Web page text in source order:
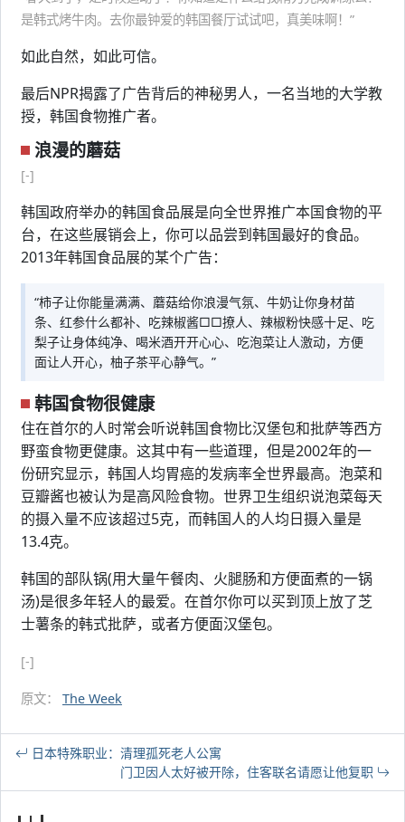
是韩式烤牛肉。去你最钟爱的韩国餐厅试试吧，真美味啊！”
如此自然，如此可信。
最后NPR揭露了广告背后的神秘男人，一名当地的大学教
授，韩国食物推广者。
浪漫的蘑菇
[-]
韩国政府举办的韩国食品展是向全世界推广本国食物的平
台，在这些展销会上，你可以品尝到韩国最好的食品。
2013年韩国食品展的某个广告：
“柿子让你能量满满、蘑菇给你浪漫气氛、牛奶让你身材苗
条、红参什么都补、吃辣椒酱□□撩人、辣椒粉快感十足、吃
梨子让身体纯净、喝米酒开开心心、吃泡菜让人激动，方便
面让人开心，柚子茶平心静气。”
韩国食物很健康
住在首尔的人时常会听说韩国食物比汉堡包和批萨等西方
野蛮食物更健康。这其中有一些道理，但是2002年的一
份研究显示，韩国人均胃癌的发病率全世界最高。泡菜和
豆瓣酱也被认为是高风险食物。世界卫生组织说泡菜每天
的摄入量不应该超过5克，而韩国人的人均日摄入量是
13.4克。
韩国的部队锅(用大量午餐肉、火腿肠和方便面煮的一锅
汤)是很多年轻人的最爱。在首尔你可以买到顶上放了芝
士薯条的韩式批萨，或者方便面汉堡包。
[-]
原文： The Week
日本特殊职业：清理孤死老人公寓
门卫因人太好被开除，住客联名请愿让他复职